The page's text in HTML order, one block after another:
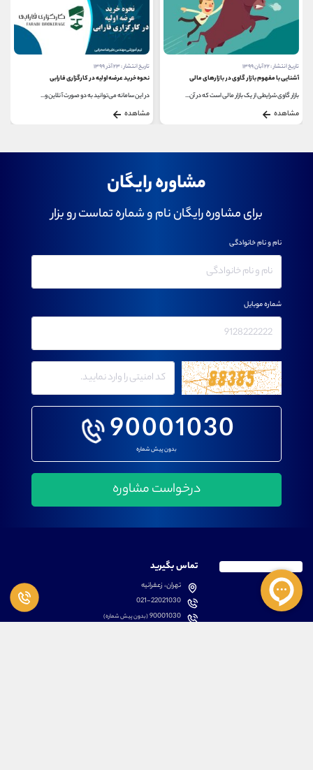
تاریخ انتشار : ۲۲ آبان ۱۳۹۹
آشنایی با مفهوم بازار گاوی در بازارهای مالی
بازار گاوی شرایطی از یک بازار مالی است که در آن...
مشاهده
تاریخ انتشار : ۲۳ آذر ۱۳۹۹
نحوه خرید عرضه اولیه در کارگزاری فارابی
در این سامانه می‌توانید به دو صورت آنلاین و...
مشاهده
مشاوره رایگان
برای مشاوره رایگان نام و شماره تماست رو بزار
90001030
بدون پیش شماره
نام و نام خانوادگی
شماره موبایل
تماس بگیرید
تهران، زعفرانیه
021-22021030
90001030(بدون پیش شماره)